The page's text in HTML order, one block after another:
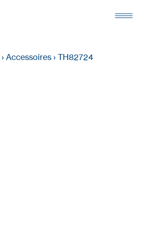
› Accessoires › TH82724